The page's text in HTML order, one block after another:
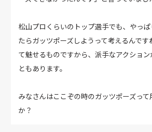
松山プロくらいのトップ選手でも、やっ
たらガッツポーズしようって考えるんです
て魅せるものですから、派手なアクショ
ともあります。
みなさんはここぞの時のガッツポーズっ
か？